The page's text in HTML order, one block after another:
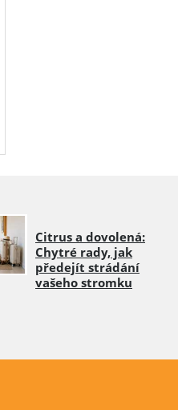
Citrus a dovolená:
Chytré rady, jak
předejít strádání
vašeho stromku